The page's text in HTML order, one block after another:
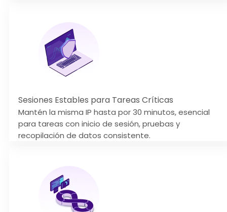
Sesiones Estables para Tareas Críticas
Mantén la misma IP hasta por 30 minutos, esencial
para tareas con inicio de sesión, pruebas y
recopilación de datos consistente.